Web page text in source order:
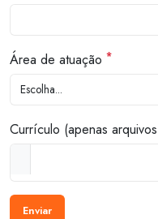
Área de atuação *
Currículo (apenas
Enviar